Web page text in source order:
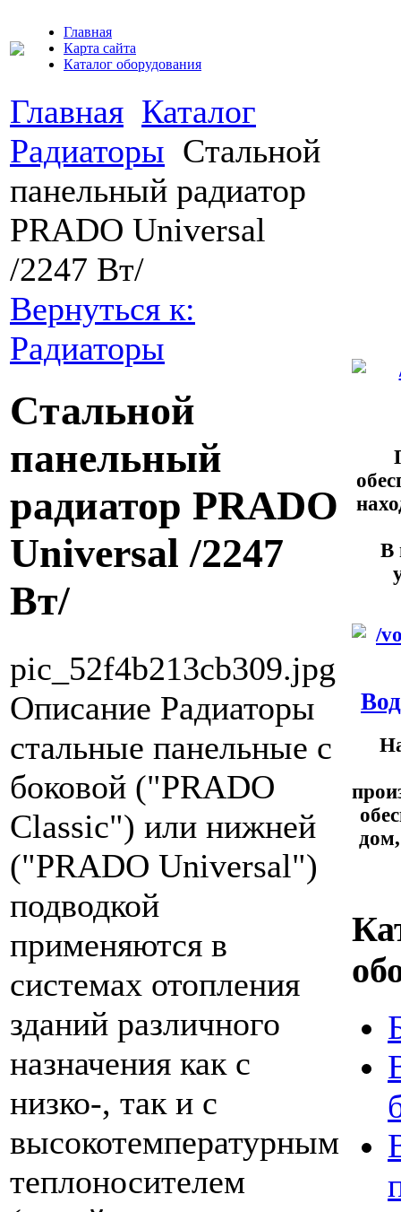
Главная
Карта сайта
Каталог оборудования
Главная Каталог
Радиаторы Cтальной
панельный радиатор
PRADO Universal
/2247 Вт/
Вернуться к:
Радиаторы
Cтальной
панельный
радиатор PRADO
Universal /2247
Вт/
pic_52f4b213cb309.jpg
Описание Радиаторы
стальные панельные с
боковой ("PRADO
Classic") или нижней
("PRADO Universal")
подводкой
применяются в
системах отопления
зданий различного
назначения как с
низко-, так и с
высокотемпературным
теплоносителем
В